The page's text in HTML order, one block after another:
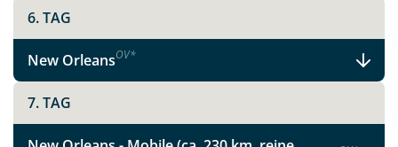
Teile diese Reise
Charme, Live-Musik und wunderschöne
6. TAG
New OrleansOV*
7. TAG